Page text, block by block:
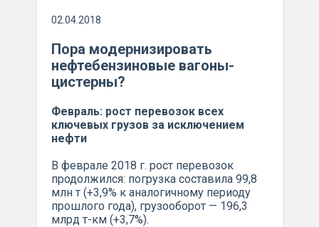
02.04.2018
Пора модернизировать
нефтебензиновые вагоны-
цистерны?
Февраль: рост перевозок всех
ключевых грузов за исключением
нефти
В феврале 2018 г. рост перевозок
продолжился: погрузка составила 99,8
млн т (+3,9% к аналогичному периоду
прошлого года), грузооборот — 196,3
млрд т-км (+3,7%).